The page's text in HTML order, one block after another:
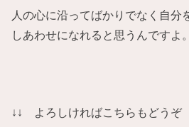
人の心に沿ってばかりでなく自分
しあわせになれると思うんですよ。
↓↓ よろしければこちらもどうぞ